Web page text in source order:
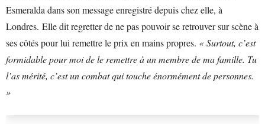
Esmeralda dans son message enregistré depuis chez elle, à
Londres. Elle dit regretter de ne pas pouvoir se retrouver sur scène à
ses côtés pour lui remettre le prix en mains propres. « Surtout, c’est
formidable pour moi de le remettre à un membre de ma famille. Tu
l’as mérité, c’est un combat qui touche énormément de personnes.
»